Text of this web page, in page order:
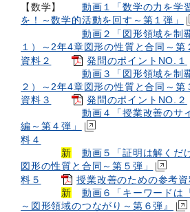
【数学】 動画１「数学の力を学
を！～数学的活動を回す～第１弾」
動画２「図形領域を制
１）～2年4章図形の性質と合同～第
資料２
発問のポイントNO.１
動画３「図形領域を制
２）～2年4章図形の性質と合同～第
資料３
発問のポイントNO.２
動画４「授業改善のサ
編～第４弾」
料４
新
動画５「証明は解くだ
図形の性質と合同～第５弾」
料５
授業改善のための参考資
新
動画６「キーワードは
～図形領域のつながり～第６弾』